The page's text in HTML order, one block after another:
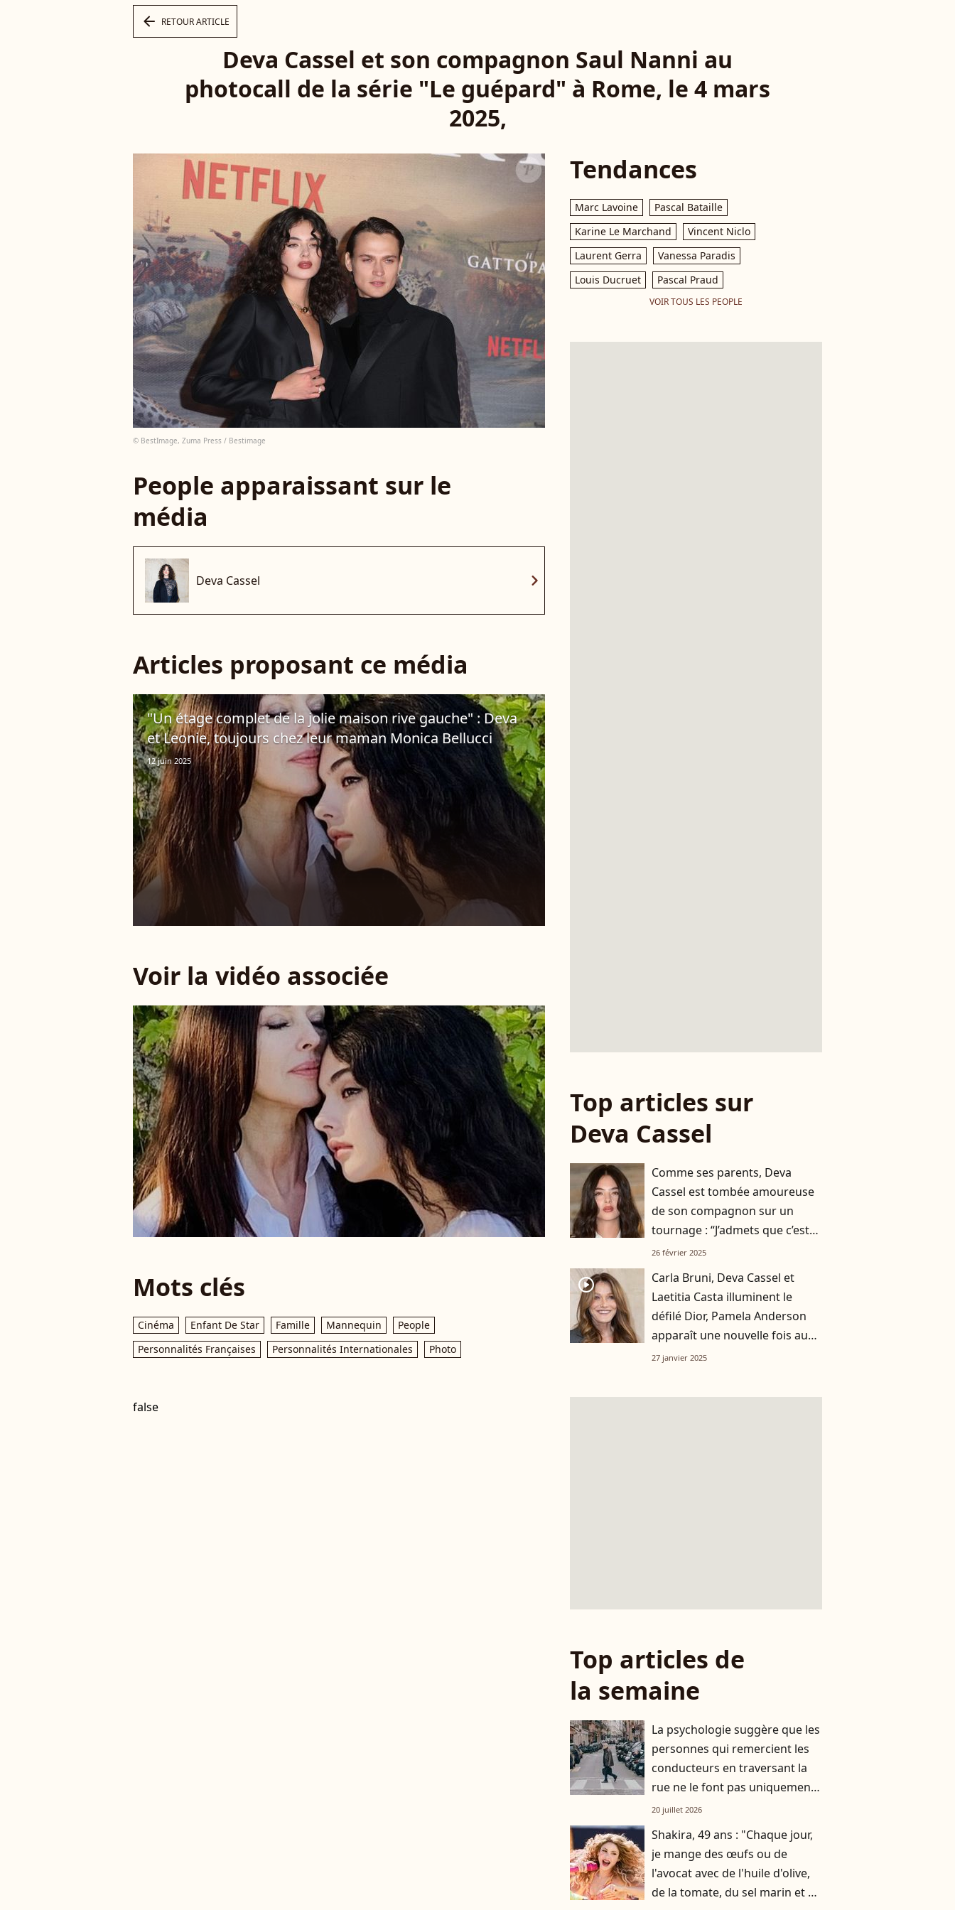
arrow_left RETOUR ARTICLE
Deva Cassel et son compagnon Saul Nanni au
photocall de la série "Le guépard" à Rome, le 4 mars
2025,
© BestImage, Zuma Press / Bestimage
People apparaissant sur le
média
Deva Cassel chevron_right
Articles proposant ce média
"Un étage complet de la jolie maison rive gauche" : Deva
et Leonie, toujours chez leur maman Monica Bellucci
12 juin 2025
Voir la vidéo associée
Mots clés
Cinéma Enfant De Star Famille Mannequin
People
Personnalités Françaises
Personnalités Internationales Photo
false
Tendances
Marc Lavoine
Pascal Bataille
Karine Le Marchand
Vincent Niclo
Laurent Gerra
Vanessa Paradis
Louis Ducruet
Pascal Praud
VOIR TOUS LES PEOPLE
Top articles sur
Deva Cassel
Comme ses parents, Deva
Cassel est tombée amoureuse
de son compagnon sur un
tournage : “J’admets que c’est
moi qui…”
26 février 2025
player2
Carla Bruni, Deva Cassel et
Laetitia Casta illuminent le
défilé Dior, Pamela Anderson
apparaît une nouvelle fois au
naturel
27 janvier 2025
Top articles de
la semaine
La psychologie suggère que les
personnes qui remercient les
conducteurs en traversant la
rue ne le font pas uniquement
par gratitude
20 juillet 2026
Shakira, 49 ans : "Chaque jour,
je mange des œufs ou de
l'avocat avec de l'huile d'olive,
de la tomate, du sel marin et un